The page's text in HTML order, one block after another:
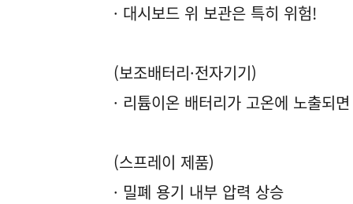
· 대시보드 위 보관은 특히 위험!
(보조배터리·전자기기)
· 리튬이온 배터리가 고온에 노출되
(스프레이 제품)
· 밀폐 용기 내부 압력 상승